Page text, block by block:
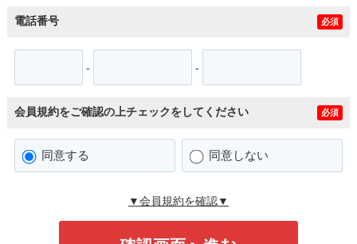
電話番号 必須
- -
会員規約をご確認の上チェックをしてください 必須
同意する 同意しない
▼会員規約を確認▼